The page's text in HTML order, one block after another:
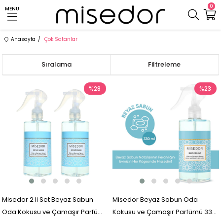
0
MENU
Anasayfa Çok Satanlar
Filtreleme
Sıralama
Misedor 2 li Set Beyaz Sabun
Oda Kokusu ve Çamaşır Parfümü
%28
Misedor Beyaz Sabun Oda
Kokusu ve Çamaşır Parfümü 330
%23